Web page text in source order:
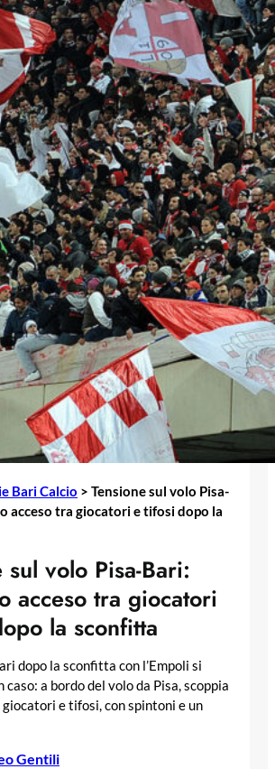
Bari Calcio > Tensione sul volo Pisa-
acceso tra giocatori e tifosi dopo la
sul volo Pisa-Bari:
acceso tra giocatori
la sconfitta
dopo la sconfitta con l’Empoli si
a bordo del volo da Pisa, scoppia
e tifosi, con spintoni e un
Gentili